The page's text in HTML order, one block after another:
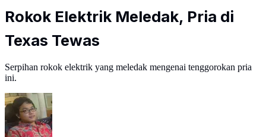
Rokok Elektrik Meledak, Pria di
Texas Tewas
Serpihan rokok elektrik yang meledak mengenai tenggorokan pria
ini.